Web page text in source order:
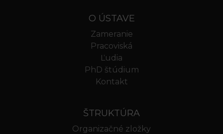
O ÚSTAVE
Zameranie
Pracoviská
Ľudia
PhD štúdium
Kontakt
ŠTRUKTÚRA
Organizačné zložky